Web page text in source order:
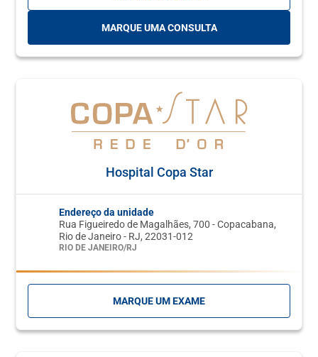
MARQUE UMA CONSULTA
Hospital Copa Star
Endereço da unidade
Rua Figueiredo de Magalhães, 700 - Copacabana,
Rio de Janeiro - RJ, 22031-012
RIO DE JANEIRO/RJ
MARQUE UM EXAME